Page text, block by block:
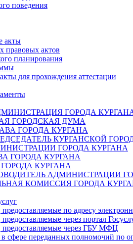
поведения
акты
правовых актов
планирования
для прохождения аттестации
ГОРОДА
ГОРОДСКАЯ ДУМА
ГОРОДА КУРГАНА
КУРГАНСКОЙ
ГОРОДА КУРГАНА
ГОРОДА КУРГАНА
КУРГАНА
АДМИНИСТРАЦИИ
КОМИССИЯ ГОРОДА
по адресу
через портал
через ГБУ МФЦ
сфере переданных полномочий по